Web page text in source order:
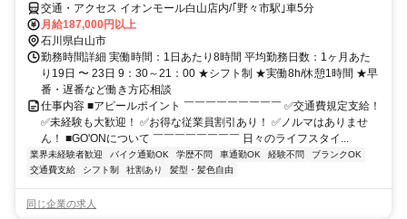
交通・アクセス イオンモール白山店内/｢野々市駅｣車5分
月給187,000円以上
石川県白山市
勤務時間詳細 実働時間：1日あたり8時間 平均勤務日数：1ヶ月あた
り19日 〜 23日 9：30～21：00 ★シフト制 ★実働8h/休憩1時間 ★早
番・遅番など働き方応相談
仕事内容 ■アピールポイント ￣￣￣￣￣￣￣￣￣ ✅交通費規定支給！
✅未経験も大歓迎！ ✅お得な従業員割引あり！ ✅ノルマはありませ
ん！ ■GO'ONについて ￣￣￣￣￣￣￣￣ 日々のライフスタイ...
業界未経験者歓迎 バイク通勤OK 学歴不問 車通勤OK 経験不問
ブランクOK
交通費支給
シフト制 社割あり 髪型・髪色自由
同じ企業の求人